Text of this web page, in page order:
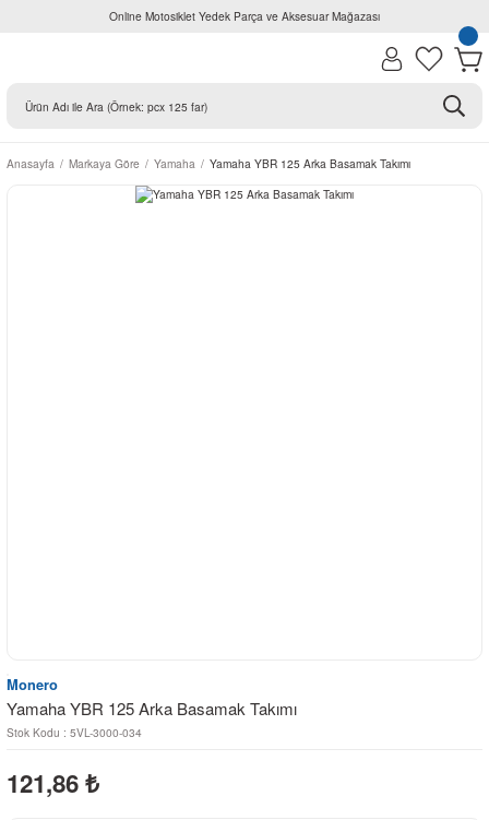
Online Motosiklet Yedek Parça ve Aksesuar Mağazası
Anasayfa Markaya Göre Yamaha Yamaha YBR 125 Arka Basamak Takımı
Monero
Yamaha YBR 125 Arka Basamak Takımı
Stok Kodu : 5VL-3000-034
121,86 ₺